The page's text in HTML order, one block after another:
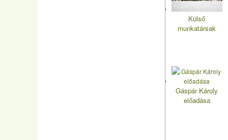
Külső
munkatársak
Gáspár Károly
előadása